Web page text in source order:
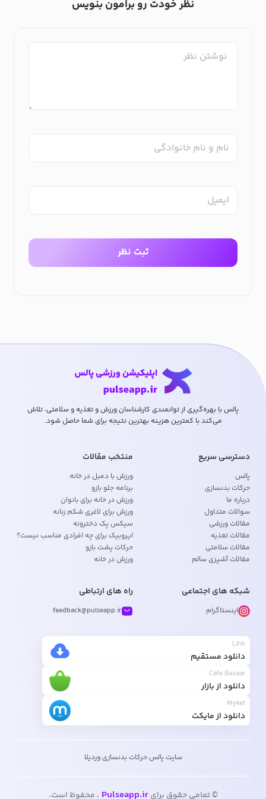
نظر خودت رو برامون بنویس
نام و نام خانوادگی
ایمیل
ثبت نظر
پالس با بهره‌گیری از توانمندی کارشناسان ورزش و تغذیه و سلامتی، تلاش
می‌کند با کمترین هزینه بهترین نتیجه برای شما حاصل شود.
دسترسی سریع
پالس
حرکات بدنسازی
درباره ما
سوالات متداول
مقالات ورزشی
مقالات تغذیه
مقالات سلامتی
مقالات آشپزی سالم
منتخب مقالات
ورزش با دمبل در خانه
برنامه جلو بازو
ورزش در خانه برای بانوان
ورزش برای لاغری شکم زنانه
سیکس پک دخترونه
ایروبیک برای چه افرادی مناسب نیست؟
حرکات پشت بازو
ورزش در خانه
شبکه های اجتماعی
اینستاگرام
راه های ارتباطی
feedback@pulseapp.ir
Link
دانلود مستقیم
Cafe Bazaar
دانلود از بازار
Myket
دانلود از مایکت
سایت پالس.حرکات بدنسازی.وردیلا
© تمامی حقوق برایPulseapp.ir ، محفوظ است.